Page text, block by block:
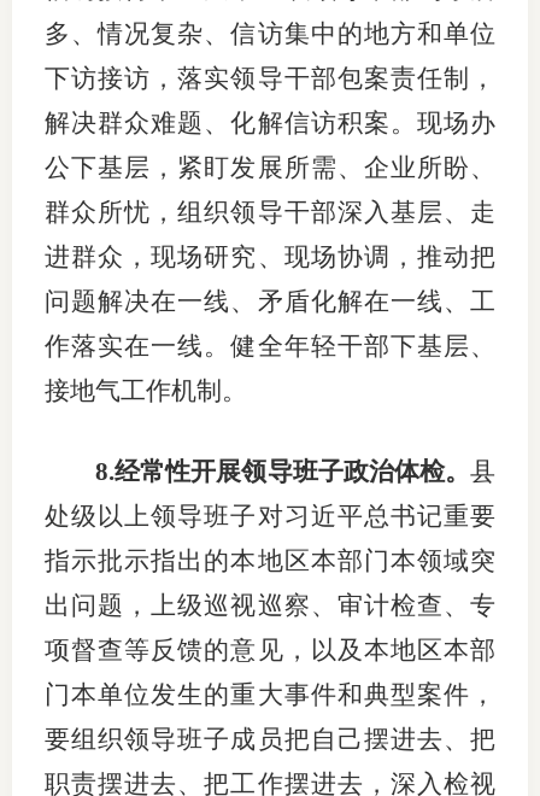
多、情况复杂、信访集中的地方和单位
下访接访，落实领导干部包案责任制，
解决群众难题、化解信访积案。现场办
公下基层，紧盯发展所需、企业所盼、
群众所忧，组织领导干部深入基层、走
进群众，现场研究、现场协调，推动把
问题解决在一线、矛盾化解在一线、工
作落实在一线。健全年轻干部下基层、
接地气工作机制。
8.经常性开展领导班子政治体检。县
处级以上领导班子对习近平总书记重要
指示批示指出的本地区本部门本领域突
出问题，上级巡视巡察、审计检查、专
项督查等反馈的意见，以及本地区本部
门本单位发生的重大事件和典型案件，
要组织领导班子成员把自己摆进去、把
职责摆进去、把工作摆进去，深入检视